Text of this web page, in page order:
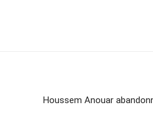
Houssem Anouar